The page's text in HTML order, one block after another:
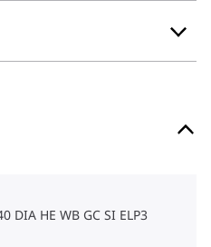
DIA HE WB GC SI ELP3